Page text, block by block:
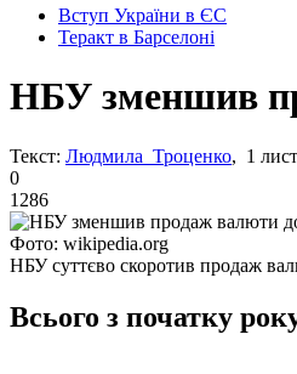
Вступ України в ЄС
Теракт в Барселоні
НБУ зменшив
Текст: Людмила Троценко, 1
0
1286
Фото: wikipedia.org
НБУ суттєво скоротив продаж
Всього з початку